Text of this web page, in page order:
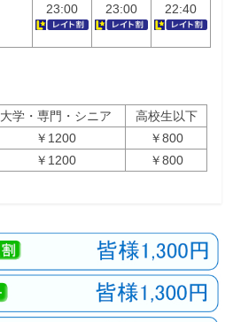
23:00
23:00
22:40
大学・専門・シニア
高校生以下
￥1200
￥800
￥1200 ￥800